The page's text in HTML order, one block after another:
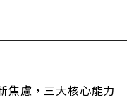
焦慮，三大核心能力